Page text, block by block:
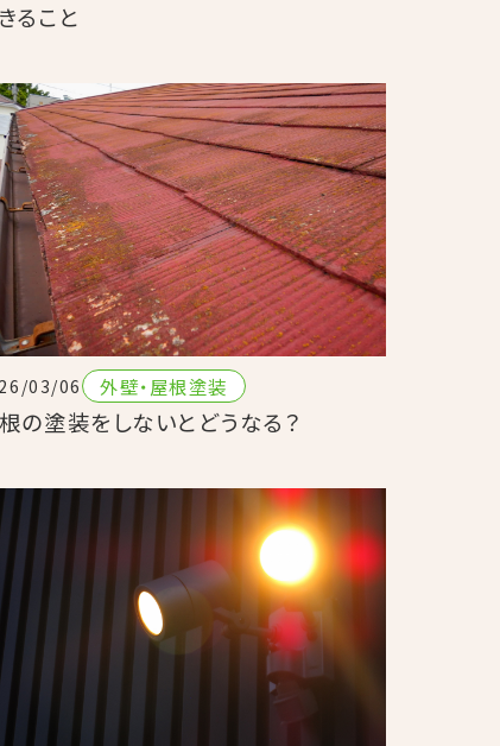
ること
03/06 外壁・屋根塗装
の塗装をしないとどうなる？